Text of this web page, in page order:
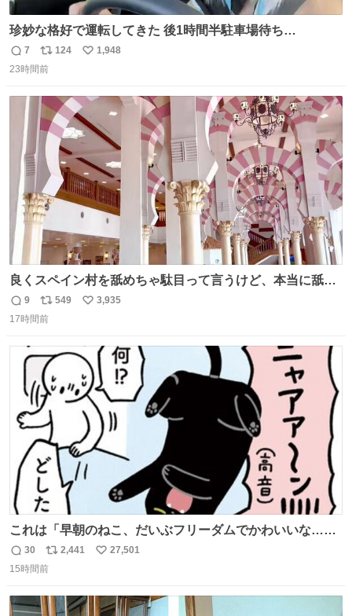
珍妙な格好で運転してきた 後1時間半駐車場待ち…
返
信
7
リ
ポ
ト
数
124
い
数
1,948
23時間前
良くスペイン村を舐めちゃ駄目って言うけど、本当に舐め
ちゃ行けないのはスペィン村ホテル🏛🏨 だってロビーから
中庭抜けるだけでこの有様🤩 ディズニーホテル泊まってる
ニャは益々素晴らしい場所になってる
返
信
9
リ
ポ
ト
数
549
い
数
3,935
17時間前
これは「早朝のねこ、だいぶフリーダムでかわいいな…」
の絵日記です🎐
返
信
30
リ
ポ
ト
2,441
い
数
27,501
15時間前